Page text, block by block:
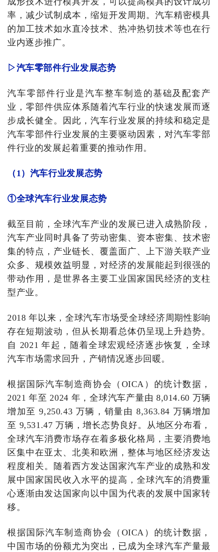
率，减少试制成本，缩短开发周期。汽车精密模具
的加工技术如水直冷技术、热冲热切技术等也在行
业内逐步推广。
▷汽车零部件行业发展态势
汽车零部件行业是汽车整车制造的基础及配套产
业，零部件供应体系随着汽车行业的快速发展而逐
步成长健全。因此，汽车行业发展的持续和稳定是
汽车零部件行业发展的主要驱动因素，对汽车零部
件行业的发展起着重要的推动作用。
（1）汽车行业发展态势
①全球汽车行业发展态势
截至目前，全球汽车产业的发展已进入成熟阶段，
汽车产业同时具备了劳动密集、资本密集、技术密
集的特点，产业链长、覆盖面广、上下游关联产业
众多、规模效益明显，对经济的发展能起到很强的
带动作用，是世界各主要工业国家国民经济的支柱
型产业。
2018 年以来，全球汽车市场受全球经济周期性影响
存在短期波动，但从长期看总体仍呈现上升趋势。
自 2021 年起，随着全球宏观经济逐步恢复，全球
汽车市场需求回升，产销情况逐步回暖。
根据国际汽车制造商协会（OICA）的统计数据，
2021 年至 2024 年，全球汽车产量由 8,014.60 万辆
增加至 9,250.43 万辆，销量由 8,363.84 万辆增加
至 9,531.47 万辆，增长态势良好。从地区分布看，
全球汽车消费市场存在着多极化格局，主要消费地
区集中在亚太、北美和欧洲，整体与地区经济发达
程度相关。随着西方发达国家汽车产业的成熟和发
展中国家国民收入水平的提高，全球汽车的消费重
心逐渐由发达国家向以中国为代表的发展中国家转
移。
根据国际汽车制造商协会（OICA）的统计数据，
中国市场的份额尤为突出，已成为全球汽车产量最